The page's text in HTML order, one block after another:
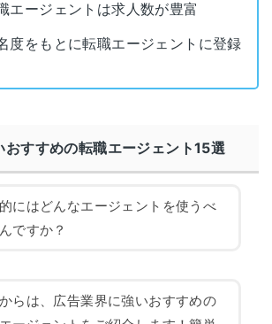
エージェントは求人数が豊富
度をもとに転職エージェントに登録
おすすめの転職エージェント15選
にはどんなエージェントを使うべ
ですか？
らは、広告業界に強いおすすめの